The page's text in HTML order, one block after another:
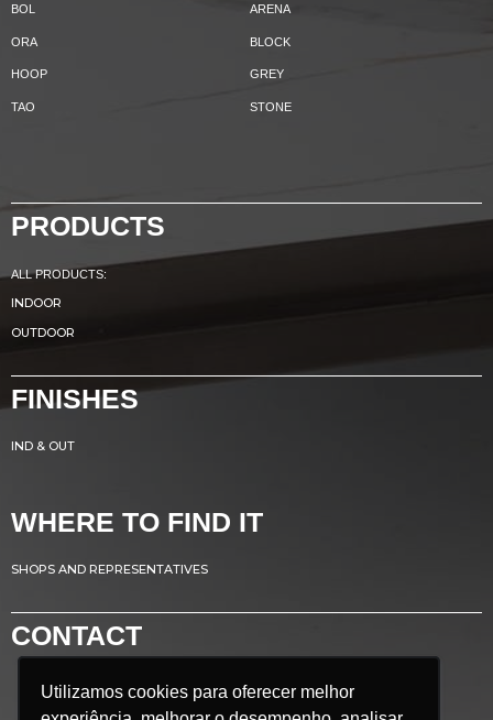
Utilizamos cookies para oferecer melhor
Utilizamos cookies para oferecer melhor
BOL ARENA
ORA BLOCK
HOOP GREY
TAO STONE
PRODUCTS
ALL PRODUCTS:
INDOOR
OUTDOOR
FINISHES
IND & OUT
WHERE TO FIND IT
SHOPS AND REPRESENTATIVES
CONTACT
Avenida Renato Azeredo, 435